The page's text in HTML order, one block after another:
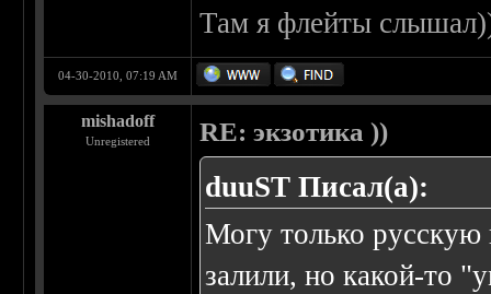
Там я флейты
04-30-2010, 07:19 AM
mishadoff
Unregistered RE: экзотика ))
duuST Писал(а):
Могу только русскую
залили, но какой-то